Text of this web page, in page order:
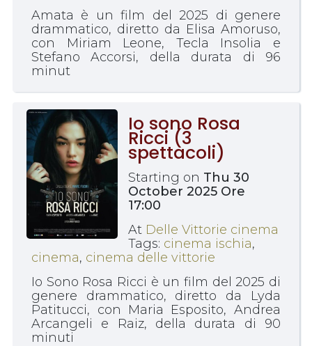
Amata è un film del 2025 di genere
drammatico, diretto da Elisa Amoruso,
con Miriam Leone, Tecla Insolia e
Stefano Accorsi, della durata di 96
minut
Io sono Rosa
Ricci (3
spettacoli)
Starting on Thu 30
October 2025 Ore
17:00
At Delle Vittorie cinema
Tags: cinema ischia,
cinema, cinema delle vittorie
Io Sono Rosa Ricci è un film del 2025 di
genere drammatico, diretto da Lyda
Patitucci, con Maria Esposito, Andrea
Arcangeli e Raiz, della durata di 90
minuti